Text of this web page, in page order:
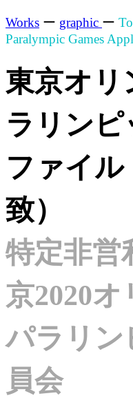
Works ー graphic ー
Paralympic Games
東京オリ
ラリン
ファイル
致）
特定非営
京2020オ
パラリン
員会